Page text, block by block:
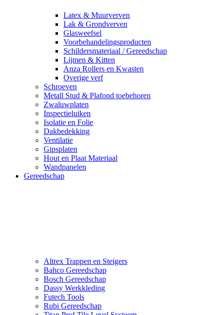
Latex & Muurverven
Lak & Grondverven
Glasweefsel
Voorbehandelingsproducten
Schildersmateriaal / Gereedschap
Lijmen & Kitten
Anza Rollers en Kwasten
Overige verf
Schroeven
Metall Stud & Plafond toebehoren
Zwaluwplaten
Inspectieluiken
Isolatie en Folie
Dakbedekking
Ventilatie
Gipsplaten
Hout en Plaat Materiaal
Wandpanelen
Gereedschap
Altrex Trappen en Steigers
Bahco Gereedschap
Bosch Gereedschap
Dassy Werkkleding
Futech Tools
Rubi Gereedschap